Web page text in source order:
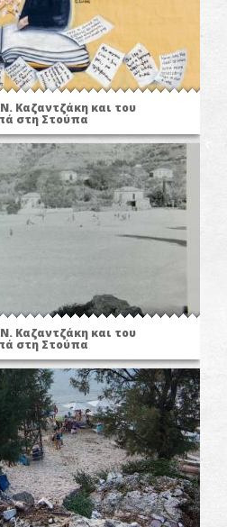
Καζαντζάκη και του
στη Στούπα
Καζαντζάκη και του
στη Στούπα